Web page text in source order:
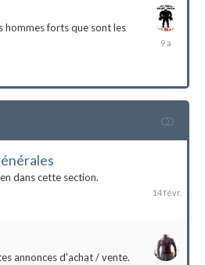
hommes forts que sont les
dans cette section.
annonces d'achat / vente.